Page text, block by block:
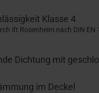
Klasse 4
ift Rosenheim nach DIN EN
Dichtung mit
im Deckel